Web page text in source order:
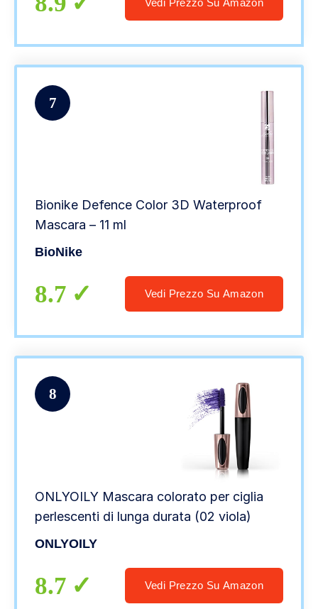
7
Bionike Defence Color 3D Waterproof
Mascara – 11 ml
BioNike
8.7 Vedi Prezzo Su Amazon
8
ONLYOILY Mascara colorato per ciglia
perlescenti di lunga durata (02 viola)
ONLYOILY
8.7 Vedi Prezzo Su Amazon